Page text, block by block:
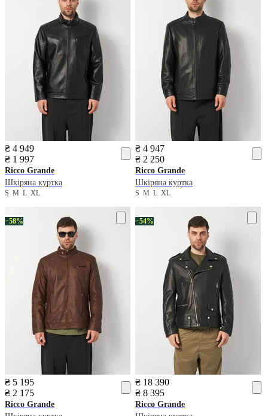
₴ 4 949
₴ 1 997
Ricco Grande
Шкіряна куртка
S M L XL
₴ 4 947
₴ 2 250
Ricco Grande
Шкіряна куртка
SMLXL
−58%
₴ 5 195
₴ 2 175
Ricco Grande
−54%
₴ 18 390
₴ 8 395
Ricco Grande